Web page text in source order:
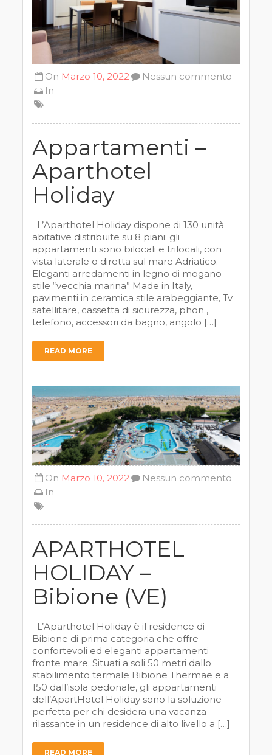
On Marzo 10, 2022
In
Nessun commento
Appartamenti –
Aparthotel
Holiday
L’Aparthotel Holiday dispone di 130 unità
abitative distribuite su 8 piani: gli
appartamenti sono bilocali e trilocali, con
vista laterale o diretta sul mare Adriatico.
Eleganti arredamenti in legno di mogano
stile “vecchia marina” Made in Italy,
pavimenti in ceramica stile arabeggiante, Tv
satellitare, cassetta di sicurezza, phon ,
telefono, accessori da bagno, angolo […]
READ MORE
On Marzo 10, 2022
In
Nessun commento
APARTHOTEL
HOLIDAY –
Bibione (VE)
L’Aparthotel Holiday è il residence di
Bibione di prima categoria che offre
confortevoli ed eleganti appartamenti
fronte mare. Situati a soli 50 metri dallo
stabilimento termale Bibione Thermae e a
150 dall’isola pedonale, gli appartamenti
dell’ApartHotel Holiday sono la soluzione
perfetta per chi desidera una vacanza
rilassante in un residence di alto livello a […]
READ MORE